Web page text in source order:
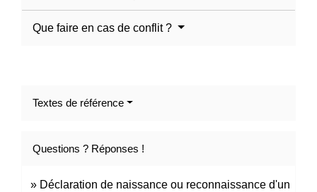
Que faire en cas de conflit ?
Textes de référence
Questions ? Réponses !
Déclaration de naissance ou reconnaissance d'un